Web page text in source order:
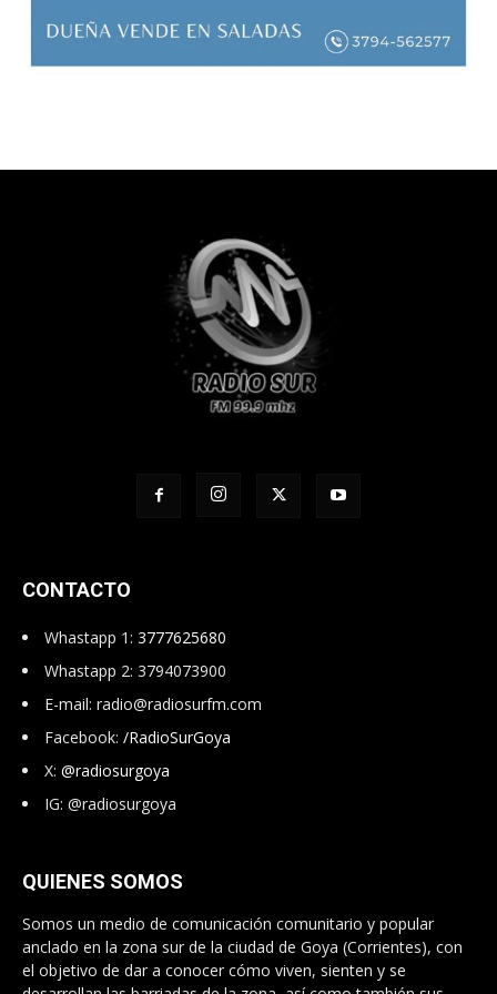
CONTACTO
Whastapp 1: 3777625680
Whastapp 2: 3794073900
E-mail: radio@radiosurfm.com
Facebook: /RadioSurGoya
X: @radiosurgoya
IG: @radiosurgoya
QUIENES SOMOS
Somos un medio de comunicación comunitario y popular
anclado en la zona sur de la ciudad de Goya (Corrientes), con
el objetivo de dar a conocer cómo viven, sienten y se